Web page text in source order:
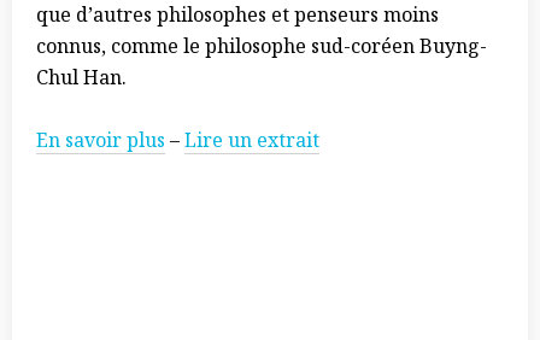
que d’autres philosophes et penseurs moins
connus, comme le philosophe sud-coréen Buyng-
Chul Han.
En savoir plus –Lire un extrait